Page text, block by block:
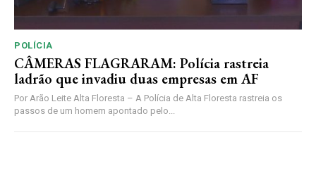
POLÍCIA
CÂMERAS FLAGRARAM: Polícia rastreia
ladrão que invadiu duas empresas em AF
Por Arão Leite Alta Floresta – A Polícia de Alta Floresta rastreia os
passos de um homem apontado pelo...